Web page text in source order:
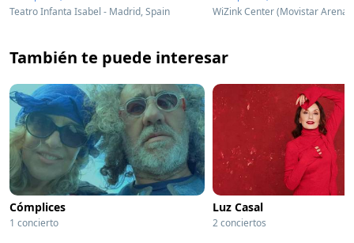
Teatro Infanta Isabel - Madrid, Spain
También te puede interesar
Cómplices
1 concierto
Luz Casal
2 conciertos